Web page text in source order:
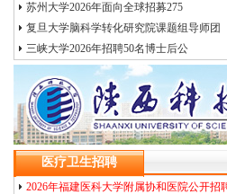
苏州大学2026年面向全球招募275
复旦大学脑科学转化研究院课题组导师团
三峡大学2026年招聘50名博士后公
医疗卫生招聘
2026年福建医科大学附属协和医院公开招